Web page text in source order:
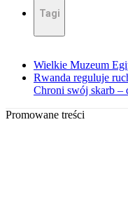
Tagi
Wielkie Muzeum
Rwanda reguluje
Chroni swój skarb –
Promowane treści